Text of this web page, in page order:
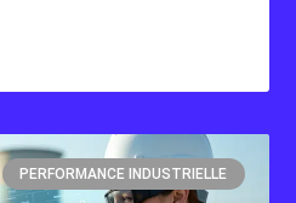
PERFORMANCE INDUSTRIELLE